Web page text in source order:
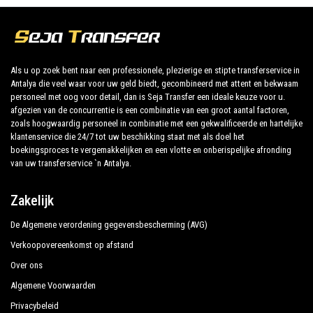
Wij bieden maximaal comfort en ondersteuning aan
Al onze chauffeurs spreken Engels en bieden onze
gasten de grootst mogelijke hartelijkheid en
professionaliteit en worden elk jaar onderworpen aan
constante controles op geschiktheid van werk. Met
inachtneming van wat de nationale wetgeving vereist
vertrouwen van degenen die een van de vele diensten
boeken die we aanbieden.
Privéadressen in Goynuk, Goynuk-hotels, Goynuk-
tours, het organiseren van evenementen en elke
Derin Hotel
Endam Hotel
Gonul Palace Hotel
Grand Hotel Derin
Grand Pam Hotel
Grand Ring Hotel
Green Stars Hotel
Hotel Golden Sun
Als u op zoek bent naar een professionele, plezierige en stipte transferservice in
Antalya die veel waar voor uw geld biedt, gecombineerd met attent en bekwaam
personeel met oog voor detail, dan is Seja Transfer een ideale keuze voor u.
afgezien van de concurrentie is een combinatie van een groot aantal factoren,
zoals hoogwaardig personeel in combinatie met een gekwalificeerde en hartelijke
klantenservice die 24/7 tot uw beschikking staat met als doel het
boekingsproces te vergemakkelijken en een vlotte en onberispelijke afronding
van uw transferservice `n Antalya.
Zakelijk
De Algemene verordening gegevensbescherming (AVG)
Verkoopovereenkomst op afstand
Over ons
Algemene Voorwaarden
Privacybeleid